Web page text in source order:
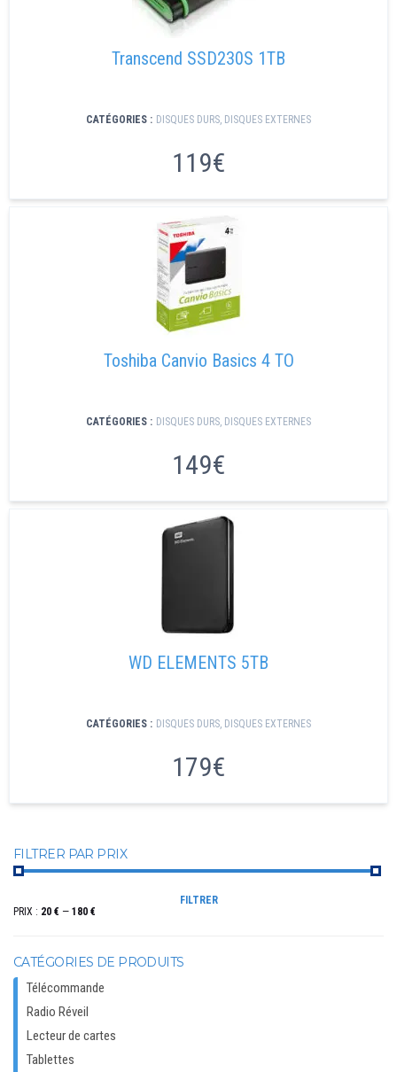
Transcend SSD230S 1TB
CATÉGORIES : DISQUES DURS, DISQUES EXTERNES
119€
Toshiba Canvio Basics 4 TO
CATÉGORIES : DISQUES DURS, DISQUES EXTERNES
149€
WD ELEMENTS 5TB
CATÉGORIES : DISQUES DURS, DISQUES EXTERNES
179€
FILTRER PAR PRIX
MIN
MAX
FILTRER
PRIX : 20 € — 180 €
CATÉGORIES DE PRODUITS
Télécommande
Radio Réveil
Lecteur de cartes
Tablettes